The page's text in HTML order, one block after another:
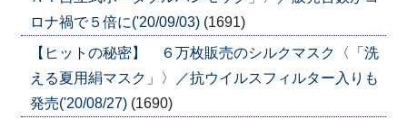
ロナ禍で５倍に('20/09/03) (1691)
【ヒットの秘密】 ６万枚販売のシルクマスク〈「洗
える夏用絹マスク」〉／抗ウイルスフィルター入りも
発売('20/08/27) (1690)